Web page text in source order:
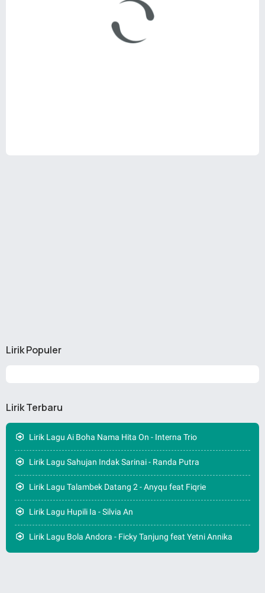
Lirik Populer
Lirik Terbaru
Lirik Lagu Ai Boha Nama Hita On - Interna Trio
Lirik Lagu Sahujan Indak Sarinai - Randa Putra
Lirik Lagu Talambek Datang 2 - Anyqu feat Fiqrie
Lirik Lagu Hupili Ia - Silvia An
Lirik Lagu Bola Andora - Ficky Tanjung feat Yetni Annika